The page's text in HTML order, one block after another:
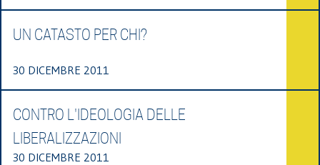
UN CATASTO PER CHI?
30 DICEMBRE 2011
CONTRO L'IDEOLOGIA DELLE
LIBERALIZZAZIONI
30 DICEMBRE 2011